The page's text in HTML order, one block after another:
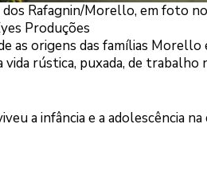
Rafagnin/Morello, em foto
Produções
as origens das famílias Morello
rústica, puxada, de trabalho
a infância e a adolescência